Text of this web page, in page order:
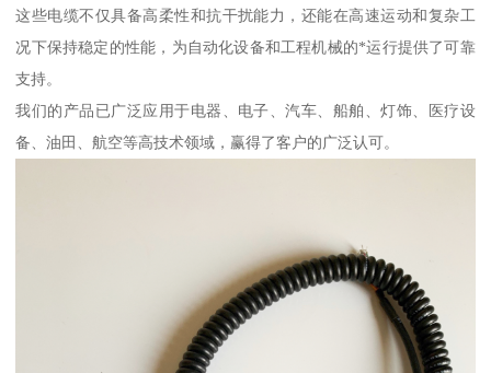
这些电缆不仅具备高柔性和抗干扰能力，还能在高速运动和复杂工
况下保持稳定的性能，为自动化设备和工程机械的*运行提供了可靠
支持。
我们的产品已广泛应用于电器、电子、汽车、船舶、灯饰、医疗设
备、油田、航空等高技术领域，赢得了客户的广泛认可。